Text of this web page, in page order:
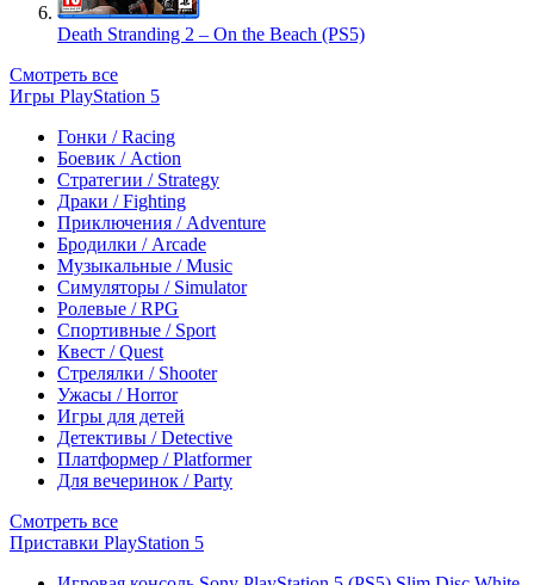
Death Stranding 2 – On the Beach (PS5)
Смотреть все
Игры PlayStation 5
Гонки / Racing
Боевик / Action
Стратегии / Strategy
Драки / Fighting
Приключения / Adventure
Бродилки / Arcade
Музыкальные / Music
Симуляторы / Simulator
Ролевые / RPG
Спортивные / Sport
Квест / Quest
Стрелялки / Shooter
Ужасы / Horror
Игры для детей
Детективы / Detective
Платформер / Platformer
Для вечеринок / Party
Смотреть все
Приставки PlayStation 5